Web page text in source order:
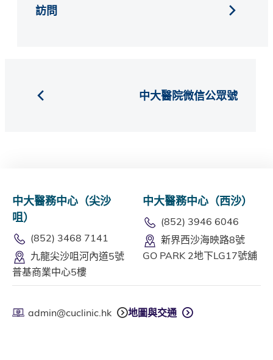
中大醫院微信公眾號
訪問
中大醫務中心（尖沙
咀）
(852) 3468 7141
九龍尖沙咀河內道5號
普基商業中心5樓
中大醫務中心（西沙）
(852) 3946 6046
新界西沙海映路8號
GO PARK 2地下LG17號舖
admin@cuclinic.hk 地圖與交通